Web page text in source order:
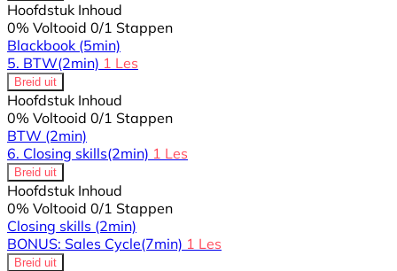
Hoofdstuk Inhoud
0% Voltooid 0/1 Stappen
Blackbook (5min)
5. BTW(2min) 1 Les
Breid uit
Hoofdstuk Inhoud
0% Voltooid 0/1 Stappen
BTW (2min)
6. Closing skills(2min) 1 Les
Breid uit
Hoofdstuk Inhoud
0% Voltooid 0/1 Stappen
Closing skills (2min)
BONUS: Sales Cycle(7min) 1 Les
Breid uit